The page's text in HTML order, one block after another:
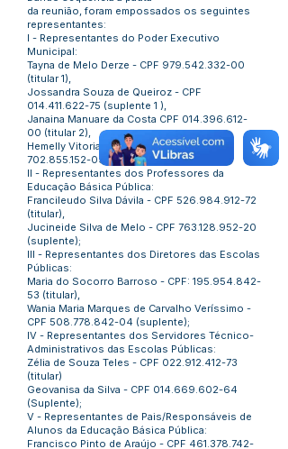
da reunião, foram empossados os seguintes
representantes:
I - Representantes do Poder Executivo
Municipal:
Tayna de Melo Derze - CPF 979.542.332-00
(titular 1),
Jossandra Souza de Queiroz - CPF
014.411.622-75 (suplente 1 ),
Janaina Manuare da Costa CPF 014.396.612-
00 (titular 2),
Hemelly Vitoria Lostanaud Chaves - CPF
702.855.152-09 (suplente 2);
II - Representantes dos Professores da
Educação Básica Pública:
Francileudo Silva Dávila - CPF 526.984.912-72
(titular),
Jucineide Silva de Melo - CPF 763.128.952-20
(suplente);
III - Representantes dos Diretores das Escolas
Públicas:
Maria do Socorro Barroso - CPF: 195.954.842-
53 (titular),
Wania Maria Marques de Carvalho Veríssimo -
CPF 508.778.842-04 (suplente);
IV - Representantes dos Servidores Técnico-
Administrativos das Escolas Públicas:
Zélia de Souza Teles - CPF 022.912.412-73
(titular)
Geovanisa da Silva - CPF 014.669.602-64
(Suplente);
V - Representantes de Pais/Responsáveis de
Alunos da Educação Básica Pública:
Francisco Pinto de Araújo - CPF 461.378.742-